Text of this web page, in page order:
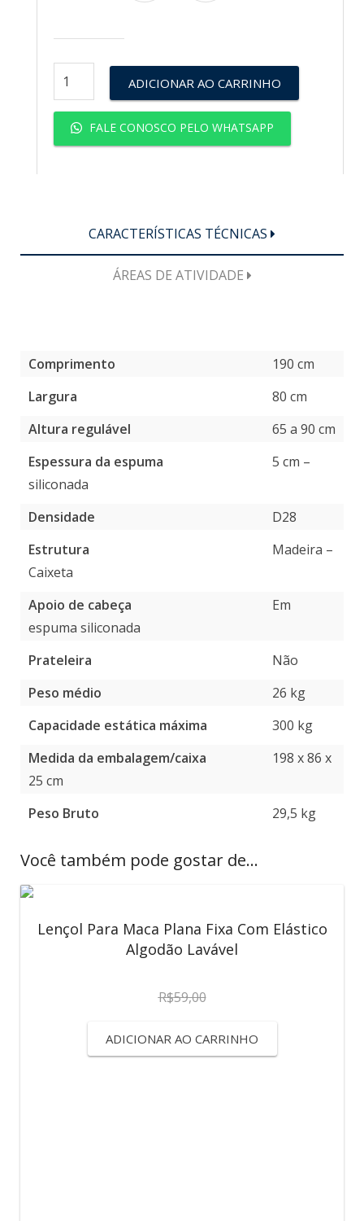
ADICIONAR AO CARRINHO
FALE CONOSCO PELO WHATSAPP
CARACTERÍSTICAS TÉCNICAS
ÁREAS DE ATIVIDADE
Comprimento
190 cm
Largura
80 cm
Altura regulável
65 a 90 cm
Espessura da espuma
5 cm –
siliconada
Densidade
D28
Estrutura
Madeira –
Caixeta
Apoio de cabeça
Em
espuma siliconada
Prateleira
Não
Peso médio
26 kg
Capacidade estática máxima
300 kg
Medida da embalagem/caixa
198 x 86 x
25 cm
Peso Bruto
29,5 kg
Você também pode gostar de…
Lençol Para Maca Plana Fixa Com Elástico
Algodão Lavável
R$59,00
ADICIONAR AO CARRINHO